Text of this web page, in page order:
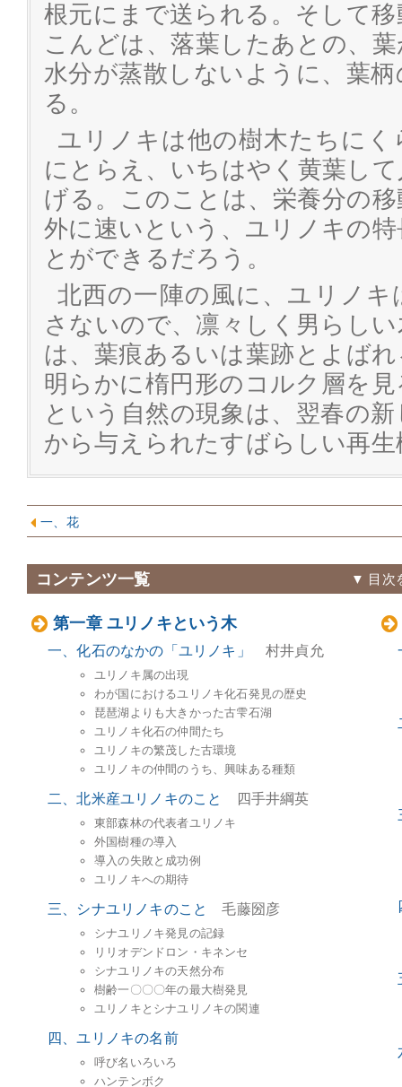
根元にまで送られる。そして
こんどは、落葉したあとの、
水分が蒸散しないように、葉
る。
ユリノキは他の樹木たちに
にとらえ、いちはやく黄葉し
げる。このことは、栄養分の
外に速いという、ユリノキの
とができるだろう。
北西の一陣の風に、ユリノ
さないので、凛々しく男らし
は、葉痕あるいは葉跡とよば
明らかに楕円形のコルク層を
という自然の現象は、翌春の
から与えられたすばらしい再
一、花
コンテンツ一覧 ▼ 目次
第一章 ユリノキという木
一、化石のなかの「ユリノキ」 村井貞允
ユリノキ属の出現
わが国におけるユリノキ化石発見の歴史
琵琶湖よりも大きかった古雫石湖
ユリノキ化石の仲間たち
ユリノキの繁茂した古環境
ユリノキの仲間のうち、興味ある種類
二、北米産ユリノキのこと 四手井綱英
東部森林の代表者ユリノキ
外国樹種の導入
導入の失敗と成功例
ユリノキへの期待
三、シナユリノキのこと 毛藤圀彦
シナユリノキ発見の記録
リリオデンドロン・キネンセ
シナユリノキの天然分布
樹齢一〇〇〇年の最大樹発見
ユリノキとシナユリノキの関連
四、ユリノキの名前
呼び名いろいろ
ハンテンボク